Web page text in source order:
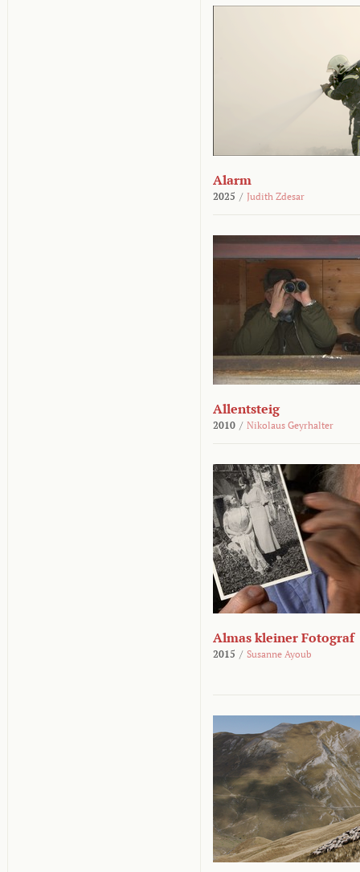
Alarm
2025 / Judith Zdesar
Allentsteig
2010 / Nikolaus Geyrhalter
Almas kleiner Fotograf
2015 / Susanne Ayoub